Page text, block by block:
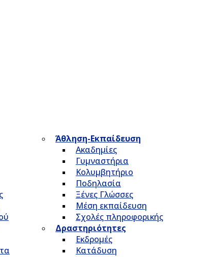
Άθληση-Εκπαίδευση
Ακαδημίες
Γυμναστήρια
Κολυμβητήριο
Ποδηλασία
Ξένες Γλώσσες
Μέση εκπαίδευση
Σχολές πληροφορικής
Δραστηριότητες
Εκδρομές
Κατάδυση